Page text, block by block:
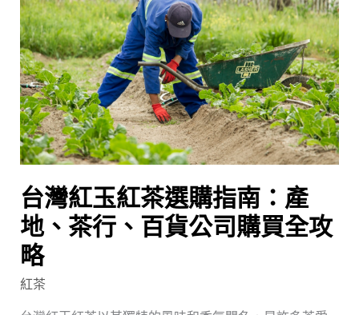
台灣紅玉紅茶選購指南：產
地、茶行、百貨公司購買全攻
略
紅茶
紅
玉
紅
茶
選
購
指
南：
產
地、
茶
行、
百
貨